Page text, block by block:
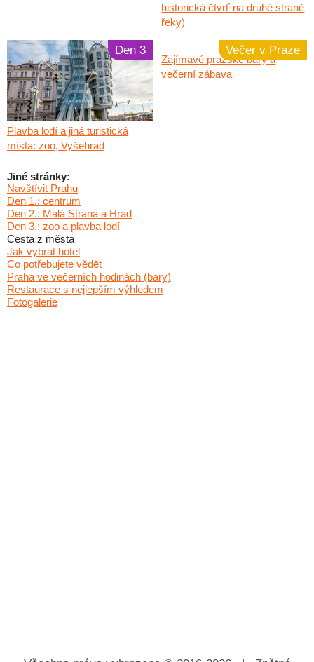
historická čtvrť na druhé straně
řeky)
Den 3
Plavba lodí a jiná turistická
místa: zoo, Vyšehrad
Večer v Praze
Zajímavé pražské bary a
večerní zábava
Jiné stránky:
Navštívit Prahu
Den 1.: centrum
Den 2.: Malá Strana a Hrad
Den 3.: zoo a plavba lodí
Cesta z města
Jak vybrat hotel
Co potřebujete vědět
Praha ve večerních hodinách (bary)
Restaurace s nejlepším výhledem
Fotogalerie